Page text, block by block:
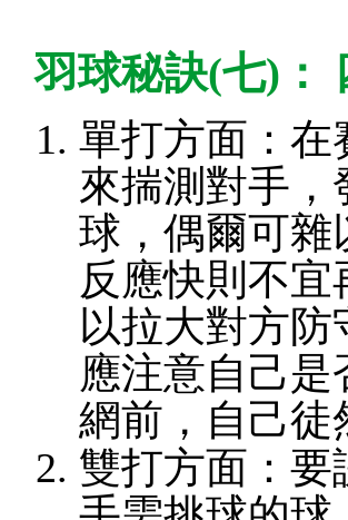
羽球秘訣(七)：
單打方面：在
來揣測對手
球，偶爾可雜
反應快則不
以拉大對方
應注意自己
網前，自己徒
雙打方面：要